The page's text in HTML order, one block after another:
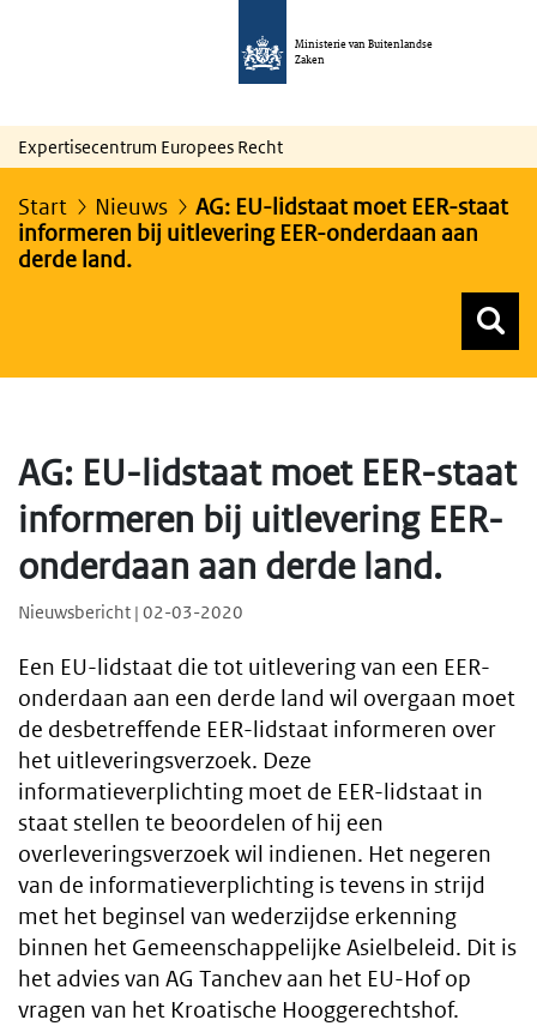
Ministerie van Buitenlandse
Zaken
Expertisecentrum Europees Recht
Start Nieuws
AG: EU-lidstaat moet EER-staat
informeren bij uitlevering EER-onderdaan aan
derde land.
AG: EU-lidstaat moet EER-staat
informeren bij uitlevering EER-
onderdaan aan derde land.
Nieuwsbericht | 02-03-2020
Een EU-lidstaat die tot uitlevering van een EER-
onderdaan aan een derde land wil overgaan moet
de desbetreffende EER-lidstaat informeren over
het uitleveringsverzoek. Deze
informatieverplichting moet de EER-lidstaat in
staat stellen te beoordelen of hij een
overleveringsverzoek wil indienen. Het negeren
van de informatieverplichting is tevens in strijd
met het beginsel van wederzijdse erkenning
binnen het Gemeenschappelijke Asielbeleid. Dit is
het advies van AG Tanchev aan het EU-Hof op
vragen van het Kroatische Hooggerechtshof.